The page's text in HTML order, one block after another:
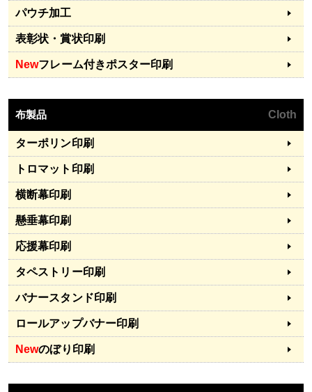
パウチ加工
表彰状・賞状印刷
Newフレーム付きポスター印刷
布製品 Cloth
ターポリン印刷
トロマット印刷
横断幕印刷
懸垂幕印刷
応援幕印刷
タペストリー印刷
バナースタンド印刷
ロールアップバナー印刷
Newのぼり印刷